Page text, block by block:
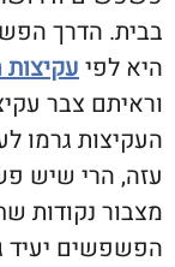
הפשוטה
עקיצות
צבר עקיצות
גרמו לעיגול
שיש פשפשים
שחורות
יעיד גם כן